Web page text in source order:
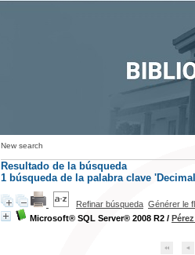
New search
Resultado de la búsqueda
1 búsqueda de la palabra clave
Refinar búsqueda Générer le
Microsoft® SQL Server® 2008 R2 /